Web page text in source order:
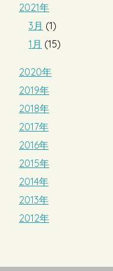
2021年
3月 (1)
1月 (15)
2020年
2019年
2018年
2017年
2016年
2015年
2014年
2013年
2012年